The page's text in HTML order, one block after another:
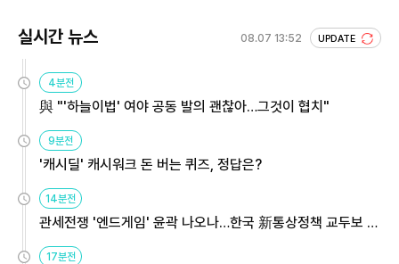
실시간 뉴스 08.07 13:52 UPDATE
4분전
與 "'하늘이법' 여야 공동 발의 괜찮아…그것이 협치"
9분전
'캐시딜' 캐시워크 돈 버는 퀴즈, 정답은?
14분전
관세전쟁 '엔드게임' 윤곽 나오나…한국 新통상정책 교두보 활
용해야
17분전